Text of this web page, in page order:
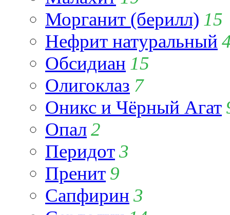
Морганит (берилл) 15
Нефрит натуральный
Обсидиан 15
Олигоклаз 7
Оникс и Чёрный Агат
Опал2
Перидот3
Пренит 9
Сапфирин 3